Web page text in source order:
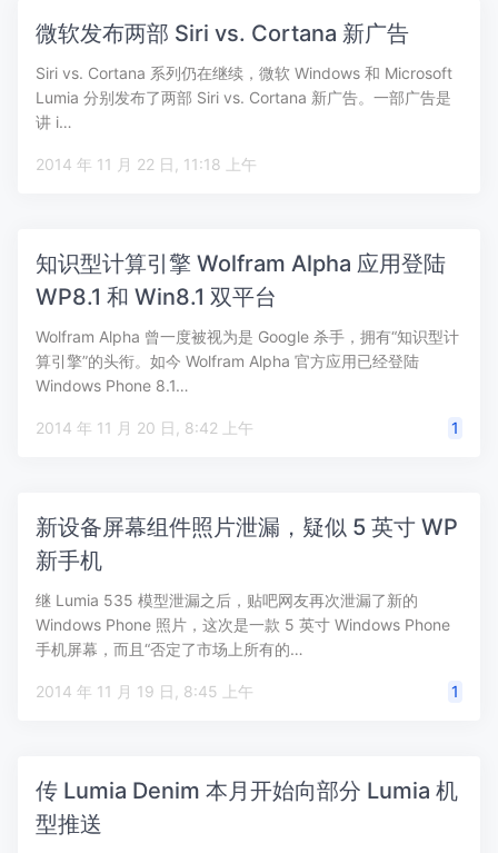
微软发布两部 Siri vs. Cortana 新广告
Siri vs. Cortana 系列仍在继续，微软 Windows 和 Microsoft
Lumia 分别发布了两部 Siri vs. Cortana 新广告。一部广告是
讲 i…
2014 年 11 月 22 日, 11:18 上午
知识型计算引擎 Wolfram Alpha 应用登陆
WP8.1 和 Win8.1 双平台
Wolfram Alpha 曾一度被视为是 Google 杀手，拥有“知识型计
算引擎”的头衔。如今 Wolfram Alpha 官方应用已经登陆
Windows Phone 8.1…
2014 年 11 月 20 日, 8:42 上午 1
新设备屏幕组件照片泄漏，疑似 5 英寸 WP
新手机
继 Lumia 535 模型泄漏之后，贴吧网友再次泄漏了新的
Windows Phone 照片，这次是一款 5 英寸 Windows Phone
手机屏幕，而且“否定了市场上所有的…
2014 年 11 月 19 日, 8:45 上午 1
传 Lumia Denim 本月开始向部分 Lumia 机
型推送